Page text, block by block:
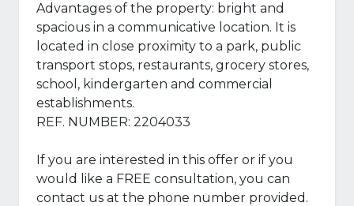
Advantages of the property: bright and
spacious in a communicative location. It is
located in close proximity to a park, public
transport stops, restaurants, grocery stores,
school, kindergarten and commercial
establishments.
REF. NUMBER: 2204033
If you are interested in this offer or if you
would like a FREE consultation, you can
contact us at the phone number provided.